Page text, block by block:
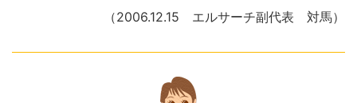
（2006.12.15 エルサーチ副代表 対馬）